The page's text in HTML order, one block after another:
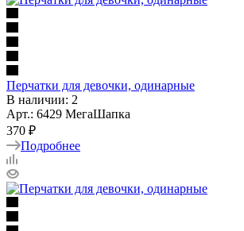
Перчатки для девочки, одинарные
В наличии: 2
Арт.: 6429 МегаШапка
370 ₽
Подробнее